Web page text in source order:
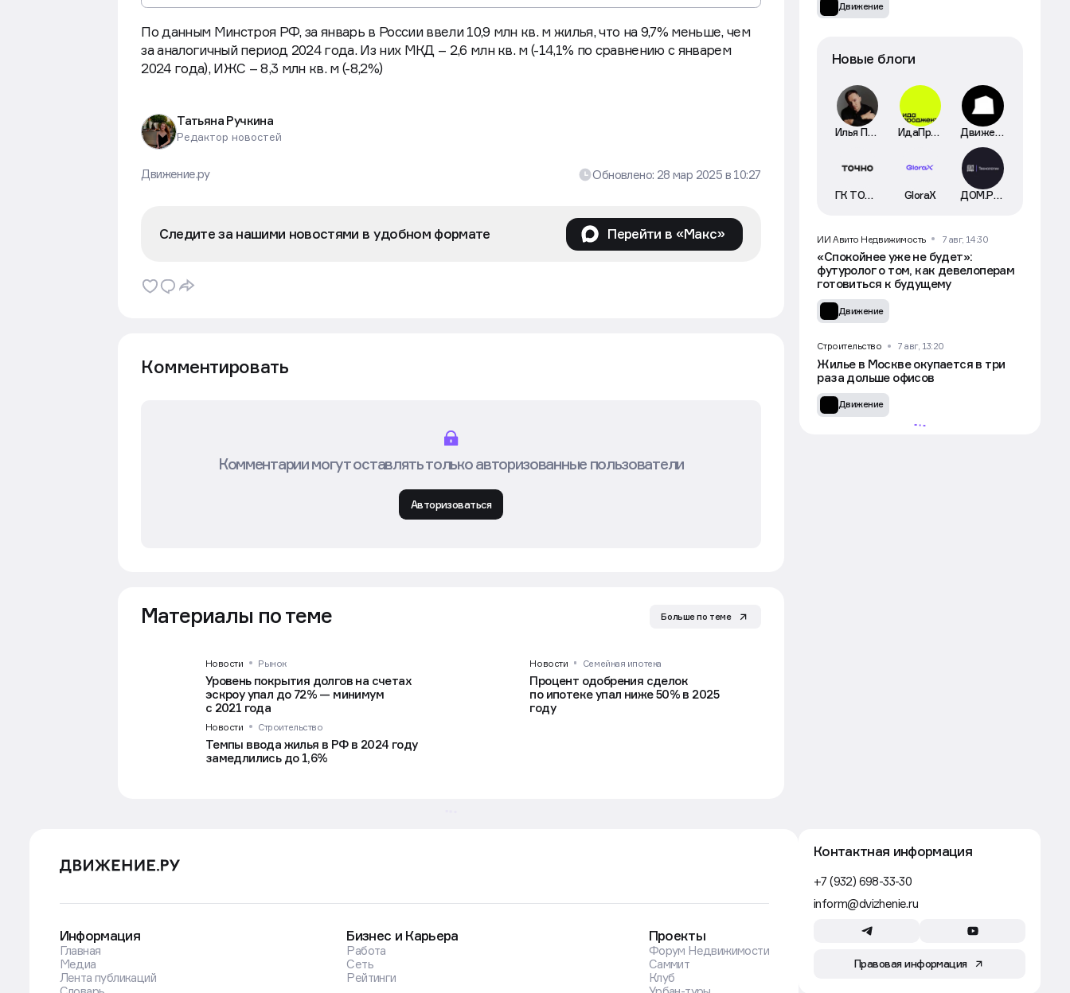
По данным Минстроя РФ, за январь в России ввели 10,9 млн кв. м жилья, что на 9,7% меньше, чем
за аналогичный период 2024 года. Из них МКД – 2,6 млн кв. м (-14,1% по сравнению с январем
2024 года), ИЖС – 8,3 млн кв. м (-8,2%)
Татьяна Ручкина
Редактор новостей
Движение.ру Обновлено: 28 мар 2025 в 10:27
Следите за нашими новостями в удобном формате Перейти в «Макс»
Комментировать
Комментарии могут оставлять только авторизованные пользователи
Авторизоваться
Материалы по теме Больше по теме
Новости Рынок
Уровень покрытия долгов на счетах
эскроу упал до 72% — минимум
с 2021 года
Новости Семейная ипотека
Процент одобрения сделок
по ипотеке упал ниже 50% в 2025
году
Новости Строительство
Темпы ввода жилья в РФ в 2024 году
замедлились до 1,6%
Движение
Новые блоги
Илья Пискулин ИдаПроджект Движение
ГК ТОЧНО GloraX ДОМ.РФ Технологии
ИИ Авито Недвижимость 7 авг, 14:30
«Спокойнее уже не будет»:
футуролог о том, как девелоперам
готовиться к будущему
Движение
Строительство 7 авг, 13:20
Жилье в Москве окупается в три
раза дольше офисов
Движение
Строительство 7 авг, 11:00
до шести раз меньше, чем в США
и Австралии
Движение